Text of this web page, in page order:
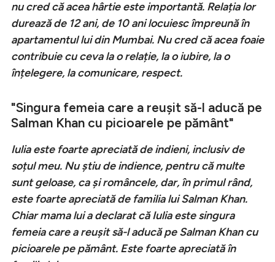
nu cred că acea hârtie este importantă. Relația lor
durează de 12 ani, de 10 ani locuiesc împreună în
apartamentul lui din Mumbai. Nu cred că acea foaie
contribuie cu ceva la o relație, la o iubire, la o
înțelegere, la comunicare, respect.
"Singura femeia care a reușit să-l aducă pe
Salman Khan cu picioarele pe pământ"
Iulia este foarte apreciată de indieni, inclusiv de
soțul meu. Nu știu de indience, pentru că multe
sunt geloase, ca și româncele, dar, în primul rând,
este foarte apreciată de familia lui Salman Khan.
Chiar mama lui a declarat că Iulia este singura
femeia care a reușit să-l aducă pe Salman Khan cu
picioarele pe pământ. Este foarte apreciată în